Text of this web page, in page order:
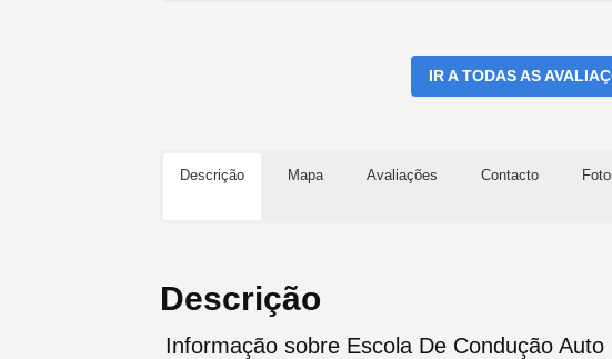
IR A TODAS AS
Descrição Mapa Avaliações Contacto
Descrição
Informação sobre Escola De Condução